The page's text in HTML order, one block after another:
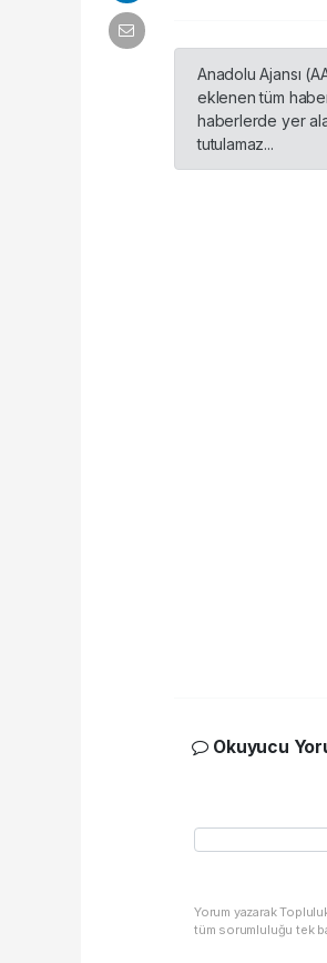
Anadolu Ajansı
eklenen tüm
haberlerde yer
tutulamaz...
Okuyucu
Yorum yazarak
tüm sorumluluğu tek